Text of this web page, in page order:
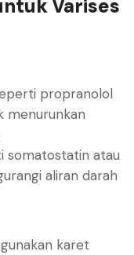
Varises
propranolol
menurunkan
somatostatin atau
aliran darah
karet